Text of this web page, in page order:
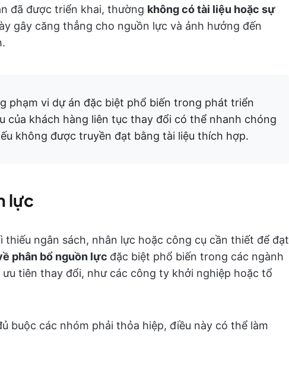
đã được triển khai, thường không có tài liệu hoặc sự
gây căng thẳng cho nguồn lực và ảnh hưởng đến
phạm vi dự án đặc biệt phổ biến trong phát triển
của khách hàng liên tục thay đổi có thể nhanh chóng
không được truyền đạt bằng tài liệu thích hợp.
lực
ngân sách, nhân lực hoặc công cụ cần thiết để đạt
phân bổ nguồn lực đặc biệt phổ biến trong các ngành
tiên thay đổi, như các công ty khởi nghiệp hoặc tổ
buộc các nhóm phải thỏa hiệp, điều này có thể làm